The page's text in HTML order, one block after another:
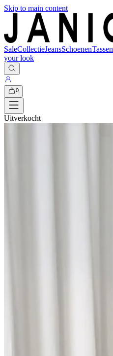
Skip to main content
SaleCollectieJeansSchoenenTassen
your look
0
Uitverkocht